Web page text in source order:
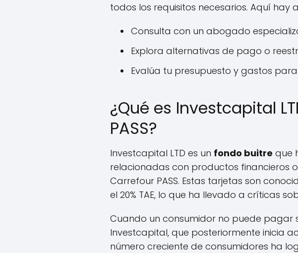
todos los requisitos necesarios. Aquí
Consulta con un abogado
Explora alternativas de pago o
Evalúa tu presupuesto y gastos
¿Qué es Investcapital
PASS?
Investcapital LTD es un fondo buitre que
relacionadas con productos financieros
Carrefour PASS. Estas tarjetas son
el 20% TAE, lo que ha llevado a críticas
Cuando un consumidor no puede
Investcapital, que posteriormente inicia
número creciente de consumidores ha